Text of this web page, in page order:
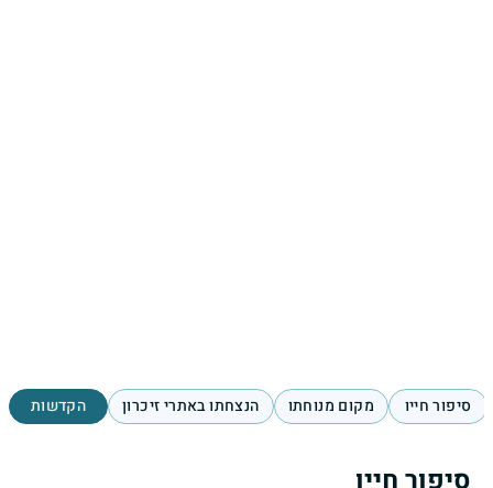
סיפור חייו מקום מנוחתו הנצחתו באתרי זיכרון הקדשות